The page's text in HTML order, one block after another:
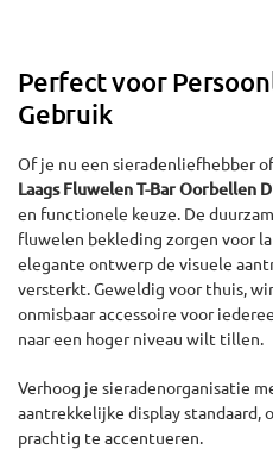
Perfect voor
Gebruik
Of je nu een sieradenliefhebber
Laags Fluwelen T-Bar Oorbellen
en functionele keuze. De
fluwelen bekleding zorgen voor
elegante ontwerp de visuele
versterkt. Geweldig voor thuis,
onmisbaar accessoire voor
naar een hoger niveau wilt tillen.
Verhoog je sieradenorganisatie
aantrekkelijke display standaard,
prachtig te accentueren.